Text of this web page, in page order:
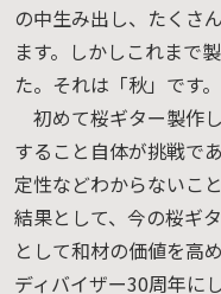
の中生み出し、たくさ
ます。しかしこれまで
た。それは「秋」です。
初めて桜ギター製作
すること自体が挑戦で
定性などわからないこ
結果として、今の桜ギ
として和材の価値を高
ディバイザー30周年に